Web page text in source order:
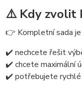
⚠️ Kdy zvolit
👉 Kompletní sada
✔️ nechcete řešit
✔️ chcete maximální
✔️ potřebujete rychlé